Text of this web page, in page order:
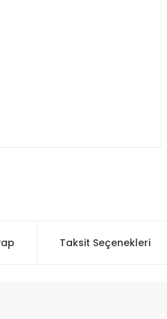
Taksit Seçenekleri